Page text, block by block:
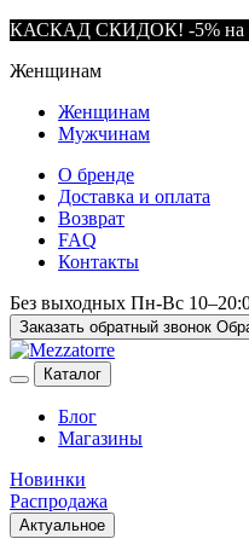
КАСКАД СКИДОК! -5% на 1
Женщинам
Женщинам
Мужчинам
О бренде
Доставка и оплата
Возврат
FAQ
Контакты
Без выходных Пн-Вс
Заказать обратный звонок
Каталог
Блог
Магазины
Новинки
Распродажа
Актуальное